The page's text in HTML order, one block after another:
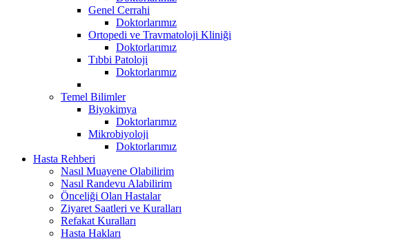
Genel Cerrahi
Doktorlarımız
Ortopedi ve Travmatoloji Kliniği
Doktorlarımız
Tıbbi Patoloji
Doktorlarımız
Temel Bilimler
Biyokimya
Doktorlarımız
Mikrobiyoloji
Doktorlarımız
Hasta Rehberi
Nasıl Muayene Olabilirim
Nasıl Randevu Alabilirim
Önceliği Olan Hastalar
Ziyaret Saatleri ve Kuralları
Refakat Kuralları
Hasta Hakları